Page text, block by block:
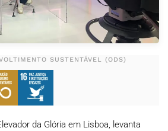
SUSTENTÁVEL (ODS)
da Glória em Lisboa, levanta